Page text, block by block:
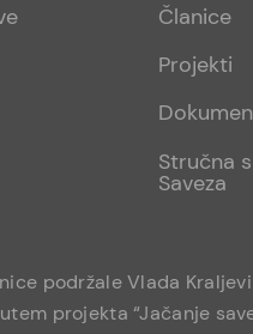
Članice
Projekti
Stručna
Saveza
podržale Vlada
projekta “Jačanje